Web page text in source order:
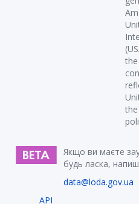
Якщо ви маєте
будь ласка,
data@loda.gov.ua
API